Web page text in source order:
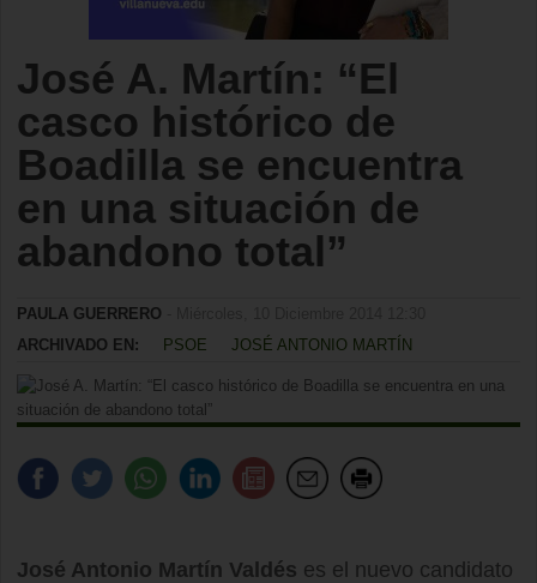
José A. Martín: “El
casco histórico de
Boadilla se encuentra
en una situación de
abandono total”
PAULA GUERRERO
ARCHIVADO EN:
PSOE JOSÉ ANTONIO MARTÍN
José Antonio Martín Valdés es el nuevo candidato